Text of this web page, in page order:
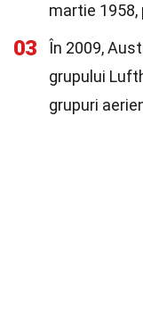
martie 1958,
03
În 2009,
grupului
grupuri